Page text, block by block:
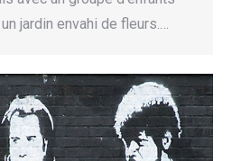
jardin envahi de fleurs.…